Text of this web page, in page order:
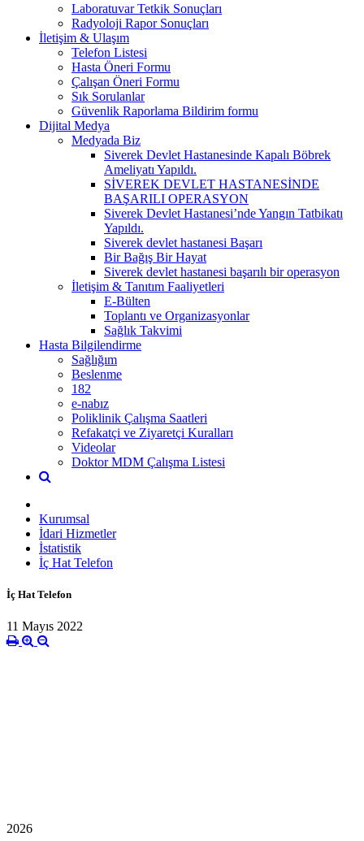
Laboratuvar Tetkik Sonuçları
Radyoloji Rapor Sonuçları
İletişim & Ulaşım
Telefon Listesi
Hasta Öneri Formu
Çalışan Öneri Formu
Sık Sorulanlar
Güvenlik Raporlama Bildirim formu
Dijital Medya
Medyada Biz
Siverek Devlet Hastanesinde Kapalı Böbrek
Ameliyatı Yapıldı.
SİVEREK DEVLET HASTANESİNDE
BAŞARILI OPERASYON
Siverek Devlet Hastanesi’nde Yangın Tatbikatı
Yapıldı.
Siverek devlet hastanesi Başarı
Bir Bağış Bir Hayat
Siverek devlet hastanesi başarılı bir operasyon
İletişim & Tanıtım Faaliyetleri
E-Bülten
Toplantı ve Organizasyonlar
Sağlık Takvimi
Hasta Bilgilendirme
Sağlığım
Beslenme
182
e-nabız
Poliklinik Çalışma Saatleri
Refakatçi ve Ziyaretçi Kuralları
Videolar
Doktor MDM Çalışma Listesi
Kurumsal
İdari Hizmetler
İstatistik
İç Hat Telefon
İç Hat Telefon
11 Mayıs 2022
2026